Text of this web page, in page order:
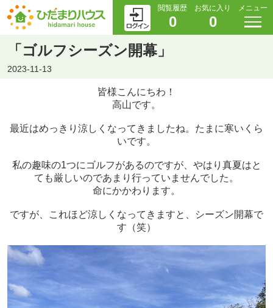
閲覧履歴
0
お気に入り
0
メニュー
「ゴルフシーズン開幕」
2023-11-13
皆様こんにちわ！
高山です。
最近はめっきり涼しくなってきましたね。たまに寒いくら
いです。
私の趣味の1つにゴルフがあるのですが、やはり真夏はと
ても厳しいのであまり行っていませんでした。
命にかかわります。
ですが、これほど涼しくなってきますと、シーズン開幕で
す（笑）